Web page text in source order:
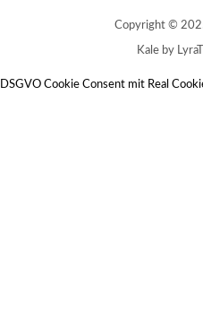
Copyright ©
Kaleby
DSGVO Cookie Consent mit Real